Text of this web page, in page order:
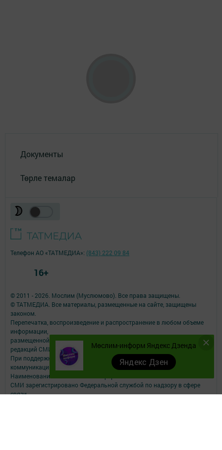
Документы
Төрле темалар
Мөслим-информ Яндекс Дзенда
Яндекс Дзен
© 2011 - 2026. Мослим (Муслюмово). Все права защищены.
© ТАТМЕДИА. Все материалы, размещенные на сайте, защищены
законом.
Перепечатка, воспроизведение и распространение в любом объеме
информации,
размещенной на сайте, возможна только с письменного согласия
редакций СМИ.
При поддержке Республиканского агентства по печати и массовым
коммуникациям.
Наименование СМИ: Мөслим-информ
СМИ зарегистрировано Федеральной службой по надзору в сфере
связи,
Телефон АО «ТАТМЕДИА»: (843) 222 09 84
16+